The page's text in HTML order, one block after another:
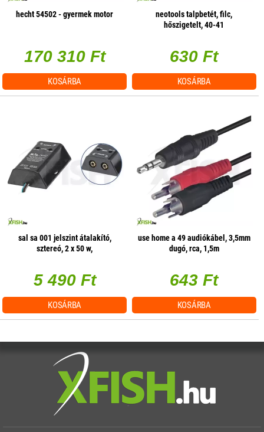
hecht 54502 - gyermek motor
170 310 Ft
KOSÁRBA
neotools talpbetét, filc,
hőszigetelt, 40-41
630 Ft
KOSÁRBA
sal sa 001 jelszint átalakító,
sztereó, 2 x 50 w,
5 490 Ft
KOSÁRBA
use home a 49 audiókábel, 3,5mm
dugó, rca, 1,5m
643 Ft
KOSÁRBA